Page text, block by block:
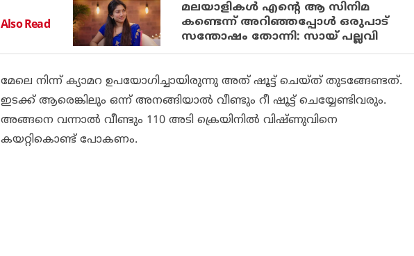
Also Read
മലയാളികള്‍ എന്റെ ആ സിനിമ
കണ്ടെന്ന് അറിഞ്ഞപ്പോള്‍ ഒരുപാട്
സന്തോഷം തോന്നി: സായ് പല്ലവി
മേലെ നിന്ന് ക്യാമറ ഉപയോഗിച്ചായിരുന്നു അത് ഷൂട്ട് ചെയ്ത് തുടങ്ങേണ്ടത്.
ഇടക്ക് ആരെങ്കിലും ഒന്ന് അനങ്ങിയാല്‍ വീണ്ടും റീ ഷൂട്ട് ചെയ്യേണ്ടിവരും.
അങ്ങനെ വന്നാല്‍ വീണ്ടും 110 അടി ക്രെയിനില്‍ വിഷ്ണുവിനെ
കയറ്റികൊണ്ട് പോകണം.